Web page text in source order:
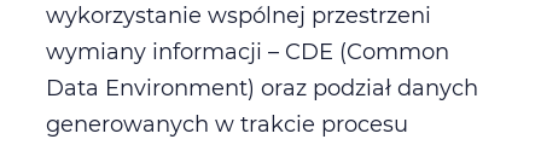
wykorzystanie wspólnej przestrzeni
wymiany informacji – CDE (Common
Data Environment) oraz podział danych
generowanych w trakcie procesu